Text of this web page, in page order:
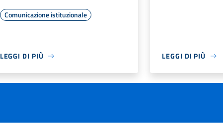
Comunicazione istituzionale
LEGGI DI PIÙ LEGGI DI PIÙ